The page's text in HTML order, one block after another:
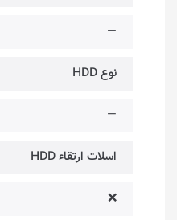
—
نوع HDD
—
اسلات ارتقاء HDD
❌